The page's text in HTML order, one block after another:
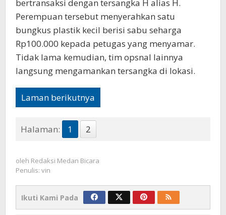
bertransaksi dengan tersangka H alias H.
Perempuan tersebut menyerahkan satu
bungkus plastik kecil berisi sabu seharga
Rp100.000 kepada petugas yang menyamar.
Tidak lama kemudian, tim opsnal lainnya
langsung mengamankan tersangka di lokasi.
Laman berikutnya
Halaman: 1 2
oleh Redaksi Medan Bicara
Penulis: vin
Ikuti Kami Pada